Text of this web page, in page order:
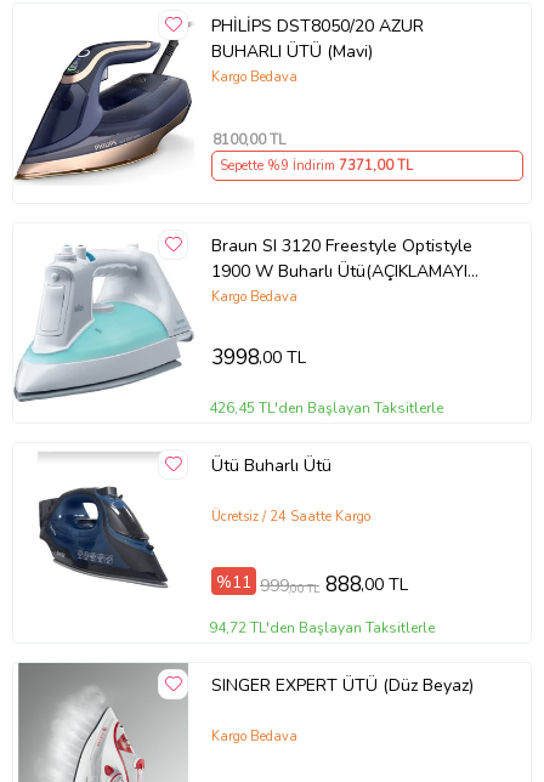
Ürün Kodu:kc2875835
PHİLİPS DST8050/20 AZUR
BUHARLI ÜTÜ (Mavi)
Kargo Bedava
8100,00 TL
Sepette %9 İndirim 7371,00 TL
Braun SI 3120 Freestyle Optistyle
1900 W Buharlı Ütü(AÇIKLAMAYI
OKU)
Kargo Bedava
3998,00 TL
426,45 TL'den Başlayan Taksitlerle
Ütü Buharlı Ütü
Ücretsiz / 24 Saatte Kargo
%11 999,00 TL 888,00 TL
94,72 TL'den Başlayan Taksitlerle
SINGER EXPERT ÜTÜ (Düz Beyaz)
Kargo Bedava